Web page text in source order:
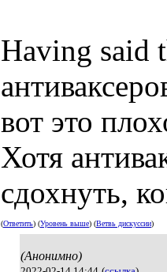
Having said
вот это
Хотя
сдохнуть,
(Ответить) (Уровень выше) (Ветвь дискуссии)
(Анонимно)